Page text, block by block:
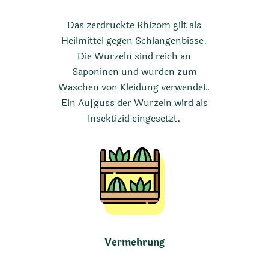
Das zerdrückte Rhizom gilt als
Heilmittel gegen Schlangenbisse.
Die Wurzeln sind reich an
Saponinen und wurden zum
Waschen von Kleidung verwendet.
Ein Aufguss der Wurzeln wird als
Insektizid eingesetzt.
Vermehrung